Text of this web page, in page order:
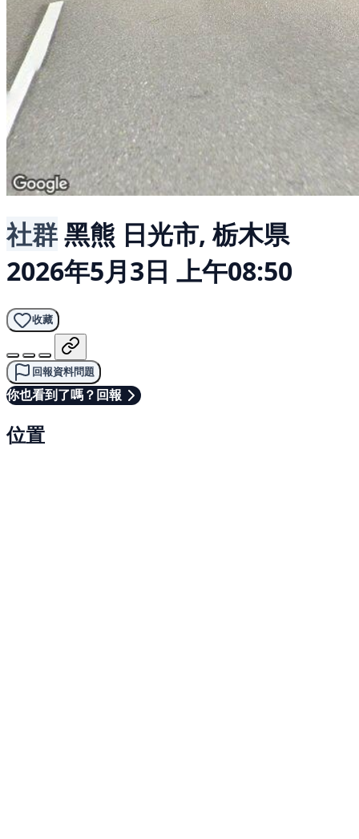
社群黑熊 日光市, 栃木県
2026年5月3日 上午08:50
收藏
回報資料問題
你也看到了嗎？回報
位置